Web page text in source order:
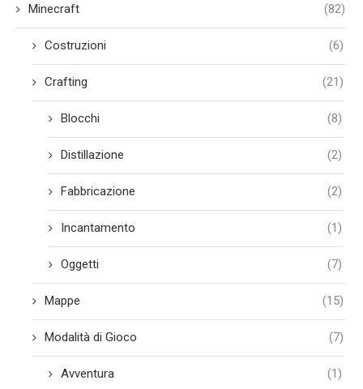
Minecraft (82)
Costruzioni (6)
Crafting (21)
Blocchi (8)
Distillazione (2)
Fabbricazione (2)
Incantamento (1)
Oggetti (7)
Mappe (15)
Modalità di Gioco (7)
Avventura (1)